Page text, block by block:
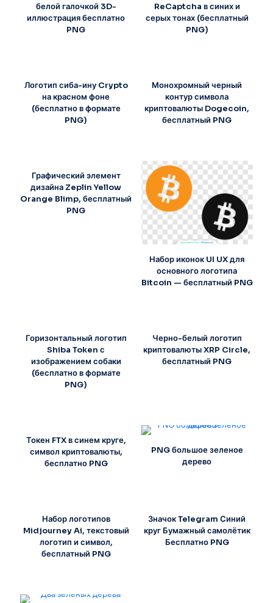
белой галочкой 3D-
иллюстрация бесплатно
PNG
ReCaptcha в синих и
серых тонах (бесплатный
PNG)
Логотип сиба-ину Crypto
на красном фоне
(бесплатно в формате
PNG)
Монохромный черный
контур символа
криптовалюты Dogecoin,
бесплатный PNG
Графический элемент
дизайна Zeplin Yellow
Orange Blimp, бесплатный
PNG
Набор иконок UI UX для
основного логотипа
Bitcoin — бесплатный PNG
Горизонтальный логотип
Shiba Token с
изображением собаки
(бесплатно в формате
PNG)
Черно-белый логотип
криптовалюты XRP Circle,
бесплатный PNG
Токен FTX в синем круге,
символ криптовалюты,
бесплатно PNG
PNG большое зеленое
дерево
Набор логотипов
Midjourney Ai, текстовый
логотип и символ,
бесплатный PNG
Значок Telegram Синий
круг Бумажный самолётик
Бесплатно PNG